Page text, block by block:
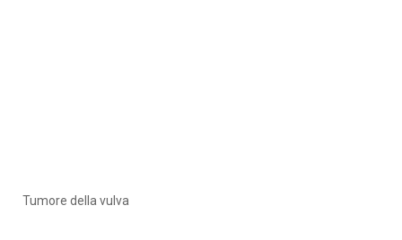
Tumore della vulva